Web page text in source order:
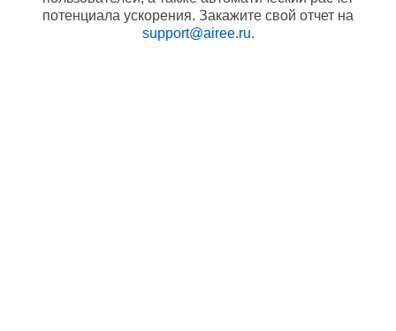
потенциала ускорения. Закажите свой отчет на
support@airee.ru.